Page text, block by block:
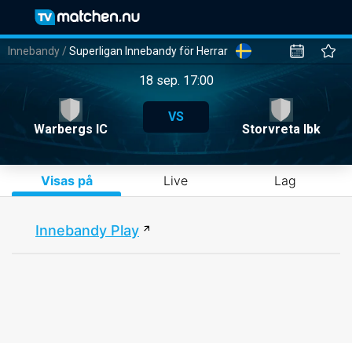
Innebandy /Superligan Innebandy för Herrar
18 sep. 17:00
Warbergs IC
VS
Storvreta Ibk
Visas på Live Lag
Innebandy Play